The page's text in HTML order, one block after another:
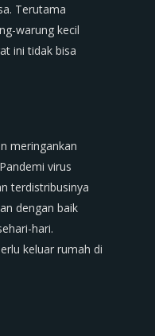
Terutama
warung kecil
ini tidak bisa
meringankan
virus
terdistribusinya
dengan baik
hari.
keluar rumah di